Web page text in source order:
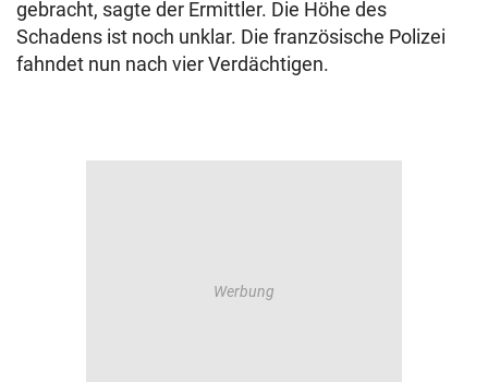
gebracht, sagte der Ermittler. Die Höhe des
Schadens ist noch unklar. Die französische Polizei
fahndet nun nach vier Verdächtigen.